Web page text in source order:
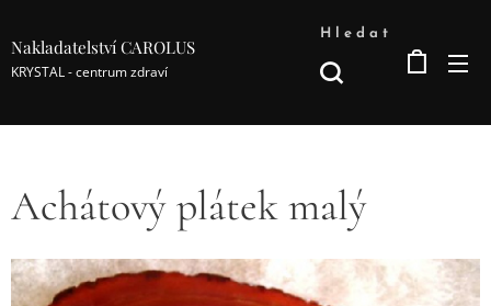
Nakladatelství CAROLUS
KRYSTAL - centrum zdraví
Hledat
Achátový plátek malý